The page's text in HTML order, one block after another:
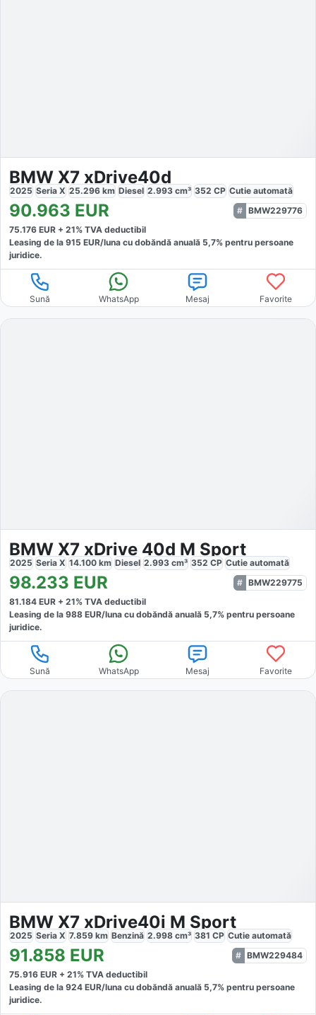
BMW X7 xDrive40d
2025 Seria X 25.296 km Diesel 2.993 cm³ 352 CP Cutie automată
90.963 EUR
BMW229776
75.176 EUR + 21% TVA deductibil
Leasing de la 915 EUR/luna cu dobăndă anuală 5,7% pentru persoane
juridice.
Sună WhatsApp Mesaj Favorite
BMW X7 xDrive 40d M Sport
2025 Seria X 14.100 km Diesel 2.993 cm³ 352 CP Cutie automată
98.233 EUR
BMW229775
81.184 EUR + 21% TVA deductibil
Leasing de la 988 EUR/luna cu dobăndă anuală 5,7% pentru persoane
juridice.
Sună WhatsApp Mesaj Favorite
BMW X7 xDrive40i M Sport
2025 Seria X 7.859 km Benzină 2.998 cm³ 381 CP Cutie automată
91.858 EUR
BMW229484
75.916 EUR + 21% TVA deductibil
Leasing de la 924 EUR/luna cu dobăndă anuală 5,7% pentru persoane
juridice.